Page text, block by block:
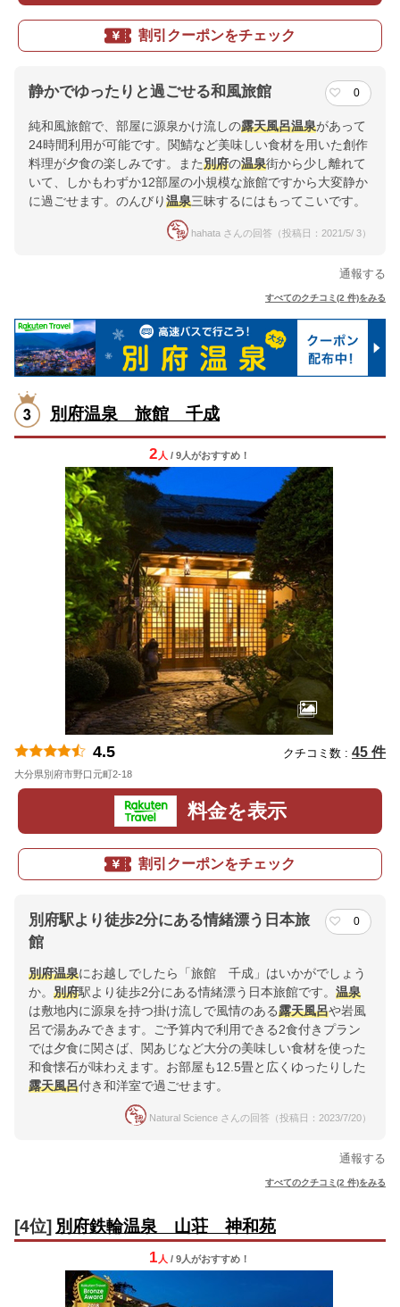
割引クーポンをチェック
静かでゆったりと過ごせる和風旅館 0
純和風旅館で、部屋に源泉かけ流しの露天風呂温泉があって
24時間利用が可能です。関鯖など美味しい食材を用いた創作
料理が夕食の楽しみです。また別府の温泉街から少し離れて
いて、しかもわずか12部屋の小規模な旅館ですから大変静か
に過ごせます。のんびり温泉三昧するにはもってこいです。
hahata さんの回答（投稿日：2021/5/ 3）
通報する
すべてのクチコミ(2 件)をみる
別府温泉 旅館 千成
2 人 / 9人がおすすめ！
4.5 クチコミ数 : 45 件
大分県別府市野口元町2-18
料金を表示
割引クーポンをチェック
別府駅より徒歩2分にある情緒漂う日本旅
館
0
別府温泉にお越しでしたら「旅館 千成」はいかがでしょう
か。 別府駅より徒歩2分にある情緒漂う日本旅館です。 温泉
は敷地内に源泉を持つ掛け流しで風情のある露天風呂や岩風
呂で湯あみできます。ご予算内で利用できる2食付きプラン
では夕食に関さば、関あじなど大分の美味しい食材を使った
和食懐石が味わえます。お部屋も12.5畳と広くゆったりした
露天風呂付き和洋室で過ごせます。
Natural Science さんの回答（投稿日：2023/7/20）
通報する
すべてのクチコミ(2 件)をみる
[4位] 別府鉄輪温泉 山荘 神和苑
1 人 / 9人がおすすめ！